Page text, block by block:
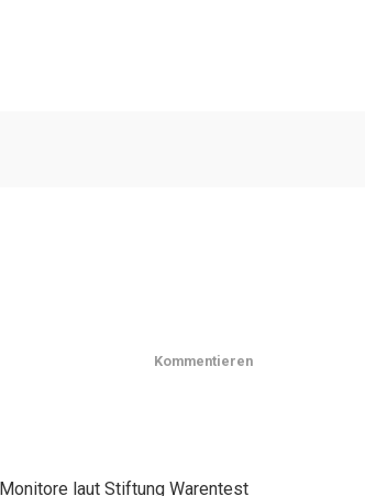
Kommentieren
laut Stiftung Warentest